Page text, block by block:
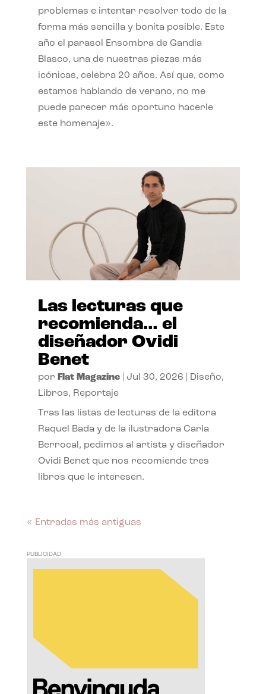
problemas e intentar resolver todo de la
forma más sencilla y bonita posible. Este
año el parasol Ensombra de Gandia
Blasco, una de nuestras piezas más
icónicas, celebra 20 años. Así que, como
estamos hablando de verano, no me
puede parecer más oportuno hacerle
este homenaje».
Las lecturas que
recomienda… el
diseñador Ovidi
Benet
por Flat Magazine| Jul 30, 2026 Diseño,
Libros, Reportaje
Tras las listas de lecturas de la editora
Raquel Bada y de la ilustradora Carla
Berrocal, pedimos al artista y diseñador
Ovidi Benet que nos recomiende tres
libros que le interesen.
« Entradas más antiguas
PUBLICIDAD